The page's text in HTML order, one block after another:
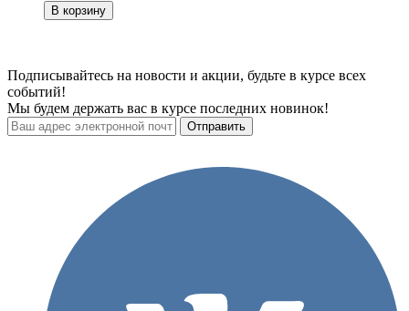
В корзину
Подписывайтесь на новости и акции, будьте в курсе всех
событий!
Мы будем держать вас в курсе последних новинок!